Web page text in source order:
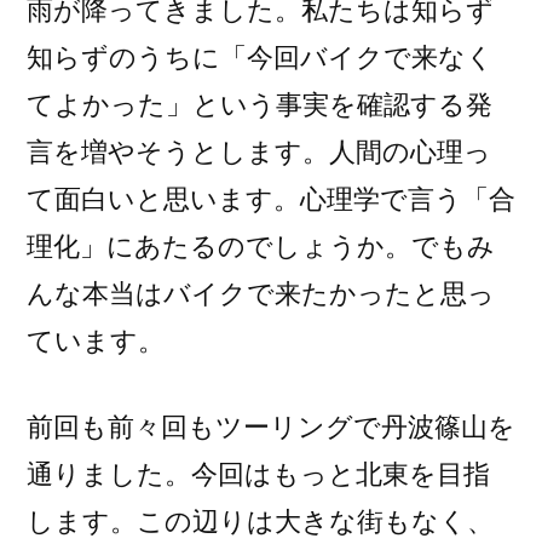
雨が降ってきました。私たちは知らず
知らずのうちに「今回バイクで来なく
てよかった」という事実を確認する発
言を増やそうとします。人間の心理っ
て面白いと思います。心理学で言う「合
理化」にあたるのでしょうか。でもみ
んな本当はバイクで来たかったと思っ
ています。
前回も前々回もツーリングで丹波篠山を
通りました。今回はもっと北東を目指
します。この辺りは大きな街もなく、